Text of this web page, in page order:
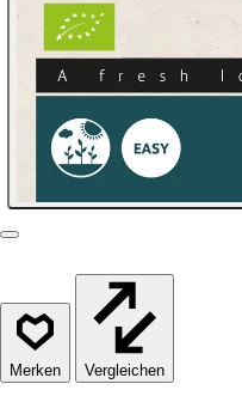
Vergleichen